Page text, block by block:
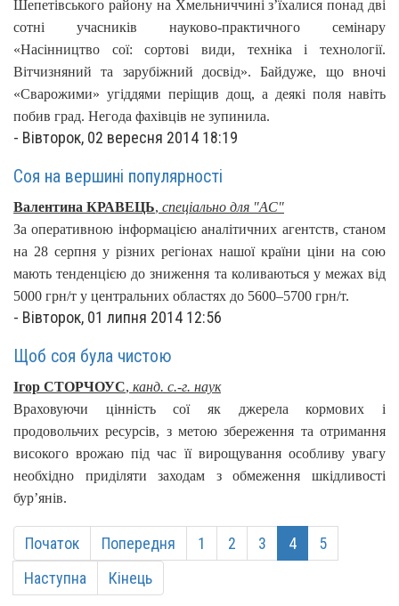
Шепетівського району на Хмельниччині з’їхалися понад дві
сотні учасників науково-практичного семінару
«Насінництво сої: сортові види, техніка і технології.
Вітчизняний та зарубіжний досвід». Байдуже, що вночі
«Сварожими» угіддями періщив дощ, а деякі поля навіть
побив град. Негода фахівців не зупинила.
- Вівторок, 02 вересня 2014 18:19
Соя на вершині популярності
Валентина КРАВЕЦЬ, спеціально для "АС"
За оперативною інформацією аналітичних агентств, станом
на 28 серпня у різних регіонах нашої країни ціни на сою
мають тенденцією до зниження та коливаються у межах від
5000 грн/т у центральних областях до 5600–5700 грн/т.
- Вівторок, 01 липня 2014 12:56
Щоб соя була чистою
Ігор СТОРЧОУС, канд. с.-г. наук
Враховуючи цінність сої як джерела кормових і
продовольчих ресурсів, з метою збереження та отримання
високого врожаю під час її вирощування особливу увагу
необхідно приділяти заходам з обмеження шкідливості
бур’янів.
Початок Попередня 1 2 3 4
5
Наступна
Кінець